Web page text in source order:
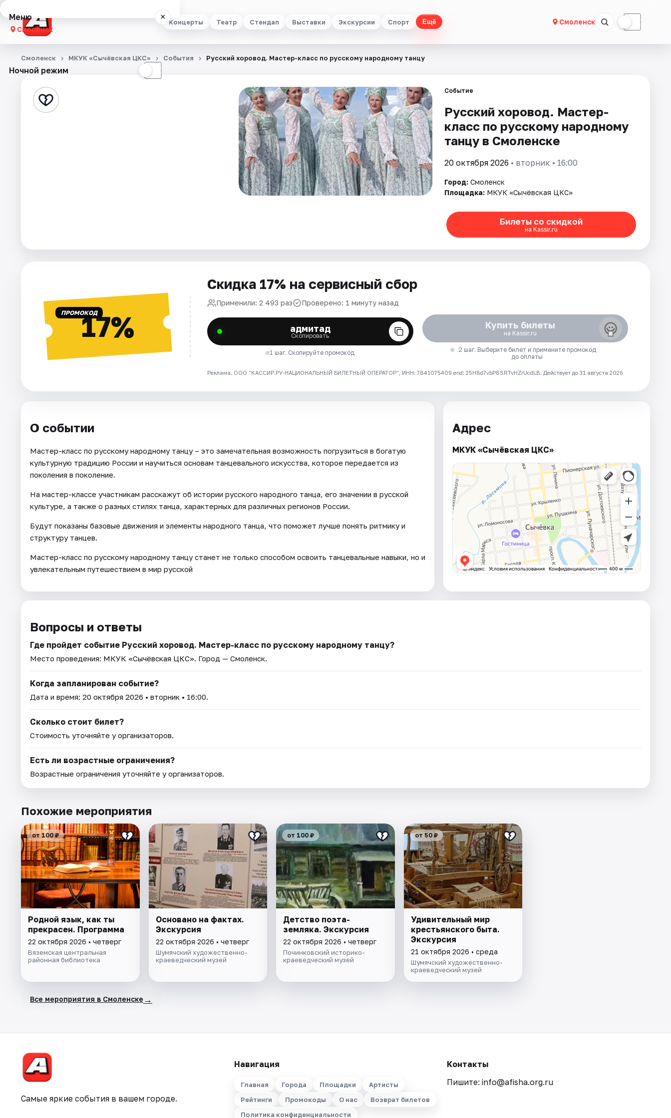
Концерты Театр Стендап Выставки Экскурсии Спорт Ещё Смоленск ☾
Меню ×
Смоленск
Концерты
Стендап
Площадки
Ночной режим ☾
Смоленск МКУК «Сычёвская ЦКС» События Русский хоровод. Мастер-класс по русскому народному танцу
Событие
Русский хоровод. Мастер-
класс по русскому народному
танцу в Смоленске
20 октября 2026 • вторник • 16:00
Город: Смоленск
Площадка: МКУК «Сычёвская ЦКС»
Билеты со скидкой
на Kassir.ru
ПРОМОКОД17%
Скидка 17% на сервисный сбор
Применили: 2 493 раз Проверено: 1 минуту назад
адмитад
Скопировать
1 шаг. Скопируйте промокод
Купить билеты
на Kassir.ru
2 шаг. Выберите билет и примените промокод
до оплаты
Реклама. ООО "КАССИР.РУ-НАЦИОНАЛЬНЫЙ БИЛЕТНЫЙ ОПЕРАТОР", ИНН: 7841075409 erid: 25H8d7vbP8SRTvHZrUcdLB. Действует до 31 августа 2026
О событии
Мастер-класс по русскому народному танцу – это замечательная возможность погрузиться в богатую
культурную традицию России и научиться основам танцевального искусства, которое передается из
поколения в поколение.
На мастер-классе участникам расскажут об истории русского народного танца, его значении в русской
культуре, а также о разных стилях танца, характерных для различных регионов России.
Будут показаны базовые движения и элементы народного танца, что поможет лучше понять ритмику и
структуру танцев.
Мастер-класс по русскому народному танцу станет не только способом освоить танцевальные навыки, но и
увлекательным путешествием в мир русской
Адрес
МКУК «Сычёвская ЦКС»
Вопросы и ответы
Где пройдет событие Русский хоровод. Мастер-класс по русскому народному танцу?
Место проведения: МКУК «Сычёвская ЦКС». Город — Смоленск.
Когда запланирован событие?
Дата и время: 20 октября 2026 • вторник • 16:00.
Сколько стоит билет?
Стоимость уточняйте у организаторов.
Есть ли возрастные ограничения?
Возрастные ограничения уточняйте у организаторов.
Похожие мероприятия
от 100 ₽
Родной язык, как ты
прекрасен. Программа
22 октября 2026 • четверг
Вяземская центральная
районная библиотека
Основано на фактах.
Экскурсия
22 октября 2026 • четверг
Шумячский художественно-
краеведческий музей
от 100 ₽
Детство поэта-
земляка. Экскурсия
22 октября 2026 • четверг
Починковский историко-
краеведческий музей
от 50 ₽
Удивительный мир
крестьянского быта.
Экскурсия
21 октября 2026 • среда
Шумячский художественно-
краеведческий музей
Все мероприятия в Смоленске →
Самые яркие события в вашем городе.
Навигация
Главная Города Площадки
Артисты
Рейтинги
Промокоды О нас
Возврат билетов
Политика конфиденциальности
Контакты
Пишите: info@afisha.org.ru